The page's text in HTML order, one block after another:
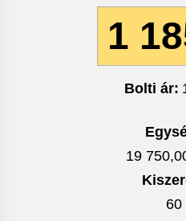
1
Bolti ár:
19
60